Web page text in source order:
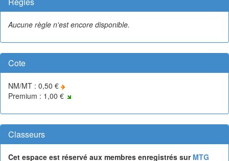
Aucune règle n'est encore disponible.
Cote
NM/MT : 0,50 €
Premium : 1,00 €
Classeurs
Cet espace est réservé aux membres enregistrés sur MTG